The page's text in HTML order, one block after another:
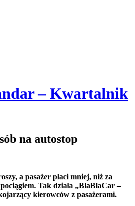
– Kwartalnik
na autostop
a pasażer płaci mniej, niż za
Tak działa „BlaBlaCar –
kierowców z pasażerami.